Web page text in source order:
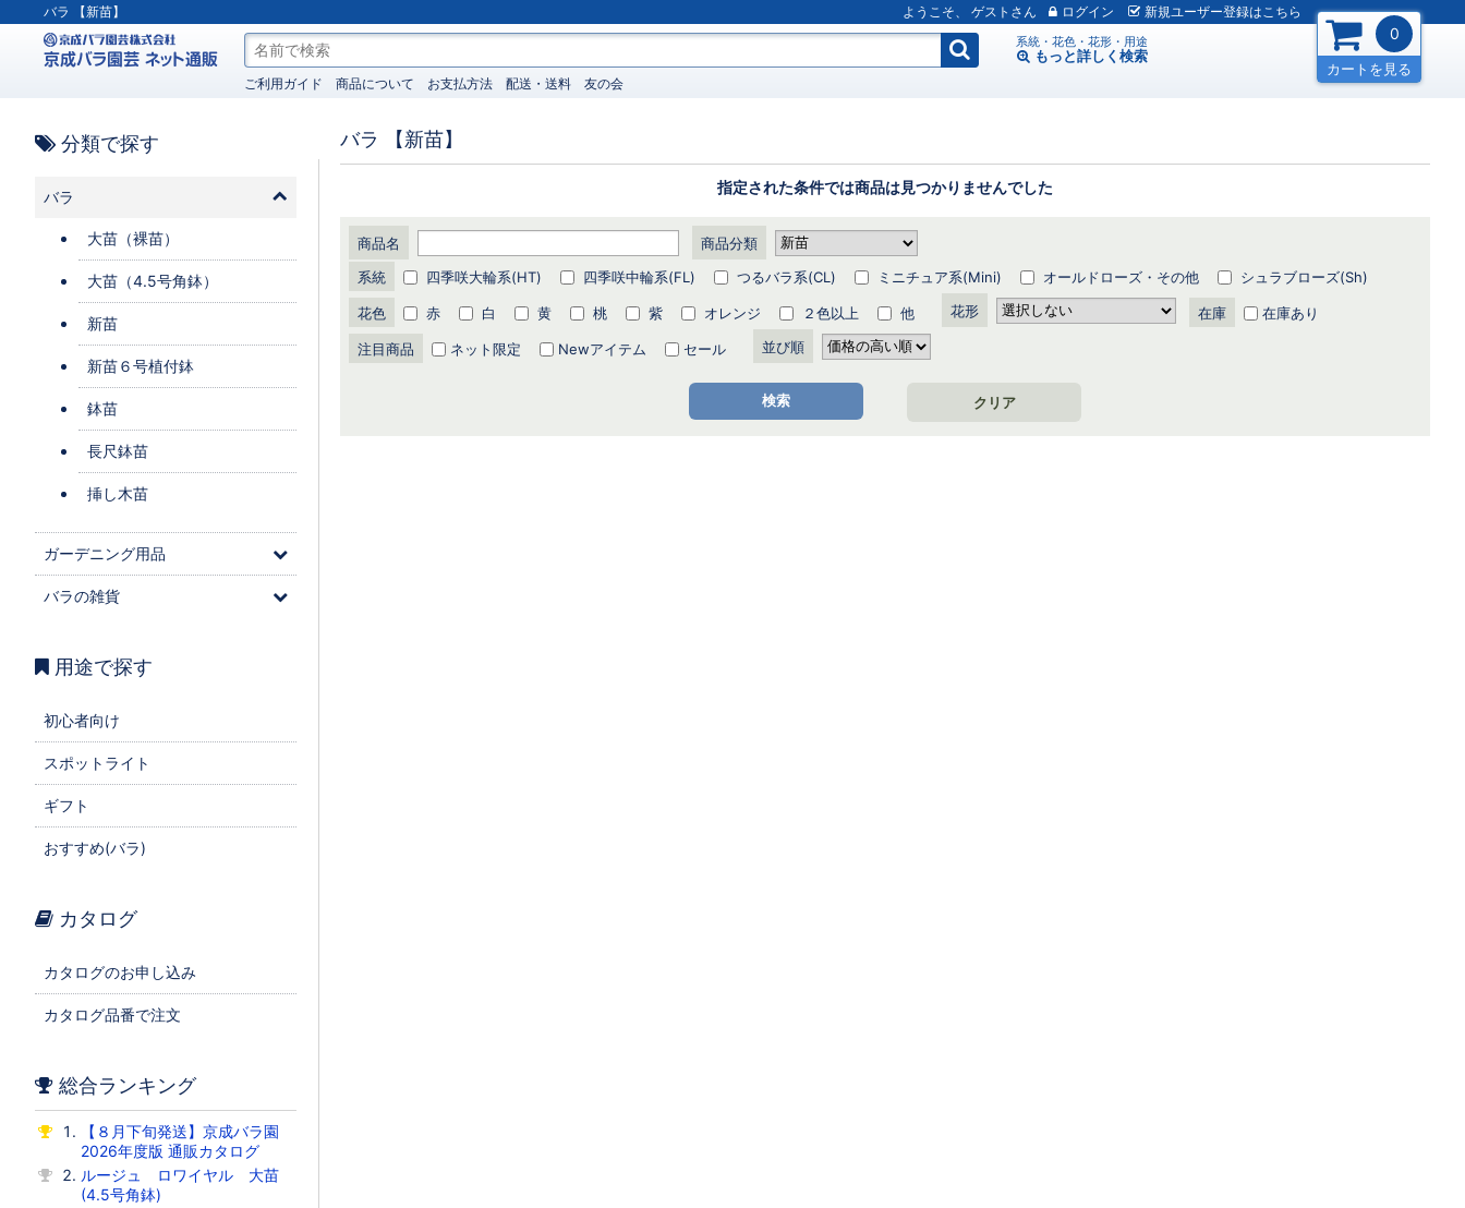
バラ 【新苗】 ようこそ、 ゲスト ログイン 新規ユーザー登録はこちら
系統・花色・花形・用途
もっと詳しく 検索
0
カートを見る
ご利用ガイド 商品について お支払方法 配送・送料 友の会
バラ 【新苗】
指定された条件では商品は見つかりませんでした
商品名
商品分類
系統
四季咲大輪系(HT) 四季咲中輪系(FL) つるバラ系(CL) ミニチュア系(Mini) オールドローズ・その他 シュラブローズ(Sh)
花色 赤 白 黄 桃 紫 オレンジ ２色以上 他 花形 在庫 在庫あり
注目商品 ネット限定 Newアイテム セール 並び順
クリア
分類で探す
バラ
大苗（裸苗）
大苗（4.5号角鉢）
新苗
新苗６号植付鉢
鉢苗
長尺鉢苗
挿し木苗
ガーデニング用品
バラの雑貨
用途で探す
初心者向け
スポットライト
ギフト
おすすめ(バラ)
カタログ
カタログのお申し込み
カタログ品番で注文
総合ランキング
【８月下旬発送】京成バラ園
2026年度版 通販カタログ
ルージュ ロワイヤル 大苗
(4.5号角鉢)